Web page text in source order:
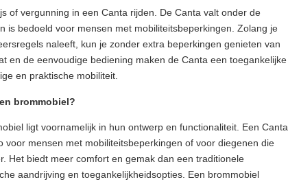
of vergunning in een Canta rijden. De Canta valt onder de
is bedoeld voor mensen met mobiliteitsbeperkingen. Zolang je
naleeft, kun je zonder extra beperkingen genieten van
en de eenvoudige bediening maken de Canta een toegankelijke
en praktische mobiliteit.
brommobiel?
ligt voornamelijk in hun ontwerp en functionaliteit. Een Canta
voor mensen met mobiliteitsbeperkingen of voor diegenen die
Het biedt meer comfort en gemak dan een traditionele
aandrijving en toegankelijkheidsopties. Een brommobiel